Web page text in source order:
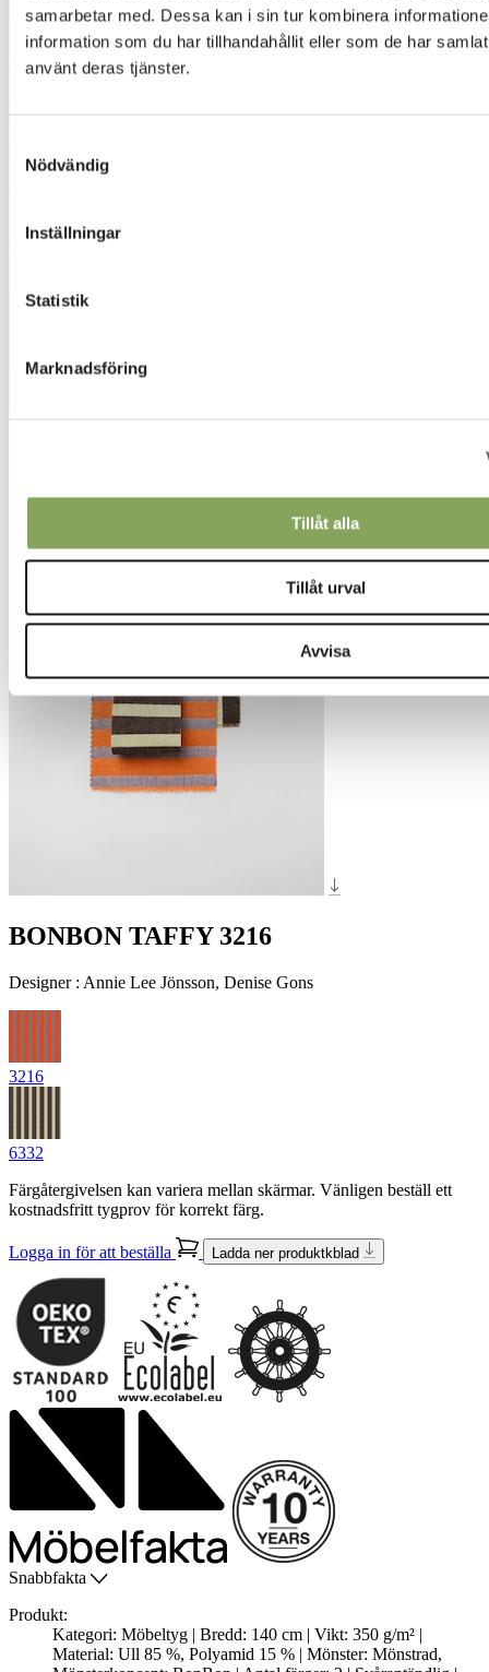
samarbetar med. Dessa kan i sin tur kombinera
information som du har tillhandahållit eller som de har
använt deras tjänster.
Nödvändig
Inställningar
Statistik
Marknadsföring
Tillåt alla
Tillåt urval
Avvisa
BONBON TAFFY 3216
Designer : Annie Lee Jönsson, Denise Gons
3216
6332
Färgåtergivelsen kan variera mellan skärmar. Vänligen beställ ett
kostnadsfritt tygprov för korrekt färg.
Logga in för att beställa Ladda ner produktkblad
Snabbfakta
Produkt:
Kategori: Möbeltyg | Bredd: 140 cm | Vikt: 350 g/m² |
Material: Ull 85 %, Polyamid 15 % | Mönster: Mönstrad,